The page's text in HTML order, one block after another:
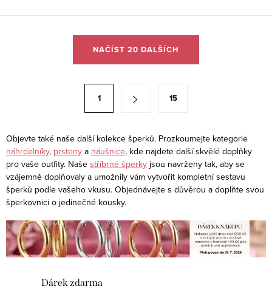
c
í
p
r
v
k
y
v
NAČÍST 20 DALŠÍCH
á
n
k
o
v
á
n
í
1 15
Objevte také naše další kolekce šperků. Prozkoumejte kategorie
náhrdelníky, prsteny a náušnice, kde najdete další skvělé doplňky
pro vaše outfity. Naše stříbrné šperky jsou navrženy tak, aby se
vzájemně doplňovaly a umožnily vám vytvořit kompletní sestavu
šperků podle vašeho vkusu. Objednávejte s důvěrou a doplňte svou
šperkovnici o jedinečné kousky.
Dárek zdarma